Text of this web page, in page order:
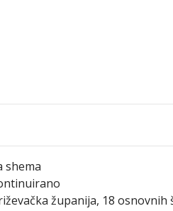
shema
županija, 18 osnovnih